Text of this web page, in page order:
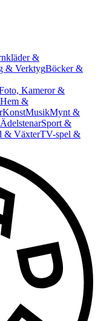
&
& VerktygBöcker &
Kameror &
Hem &
KonstMusikMynt &
Sport &
& VäxterTV-spel &